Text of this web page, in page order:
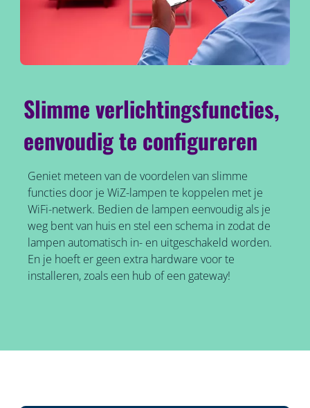
Slimme verlichtingsfuncties,
eenvoudig te configureren
Geniet meteen van de voordelen van slimme
functies door je WiZ-lampen te koppelen met je
WiFi-netwerk. Bedien de lampen eenvoudig als je
weg bent van huis en stel een schema in zodat de
lampen automatisch in- en uitgeschakeld worden.
En je hoeft er geen extra hardware voor te
installeren, zoals een hub of een gateway!